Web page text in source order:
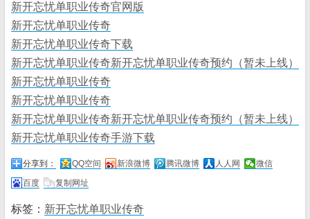
新开忘忧单职业传奇官网版
新开忘忧单职业传奇
新开忘忧单职业传奇下载
新开忘忧单职业传奇新开忘忧单职业传奇预约（暂未上线）
新开忘忧单职业传奇
新开忘忧单职业传奇
新开忘忧单职业传奇新开忘忧单职业传奇预约（暂未上线）
新开忘忧单职业传奇手游下载
分享到： QQ空间 新浪微博 腾讯微博 人人网
微信
百度
复制网址
标签： 新开忘忧单职业传奇